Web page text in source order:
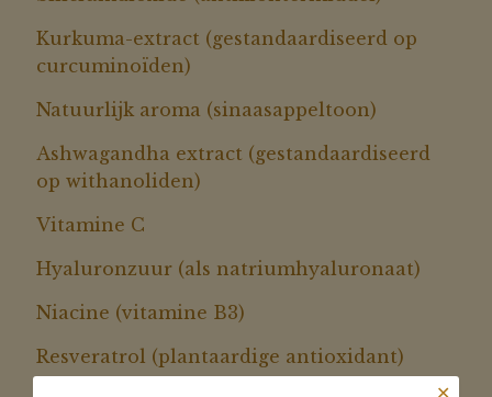
Kurkuma-extract (gestandaardiseerd op
curcuminoïden)
Natuurlijk aroma (sinaasappeltoon)
Ashwagandha extract (gestandaardiseerd
op withanoliden)
Vitamine C
Hyaluronzuur (als natriumhyaluronaat)
Niacine (vitamine B3)
Resveratrol (plantaardige antioxidant)
✕